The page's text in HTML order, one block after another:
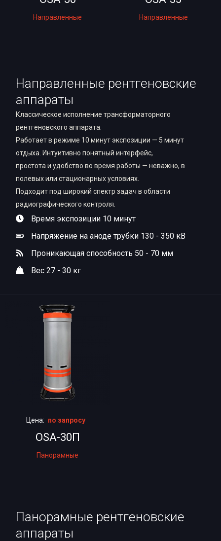
Направленные Направленные
Направленные рентгеновские
аппараты
Классическое исполнение трансформаторного
рентгеновского аппарата.
Работает в режиме 10 минут экспозиции — 5 минут
отдыха. Интуитивно понятный интерфейс,
простота и удобство во время работы — неважно, в
полевых или стационарных условиях.
Подходит под широкий спектр задач в области
радиографического контроля.
Время экспозиции 10 минут
Напряжение на аноде трубки 130 - 350 кВ
Проникающая способность 50 - 70 мм
Вес 27 - 30 кг
Цена: по запросу
OSA-30П
Панорамные
Панорамные рентгеновские
аппараты